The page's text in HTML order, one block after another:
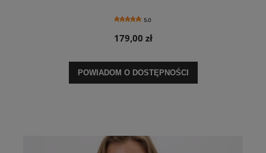
5.0
179,00 zł
POWIADOM O DOSTĘPNOŚCI